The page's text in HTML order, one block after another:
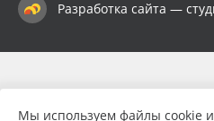
Разработка сайта —
Мы используем файлы cookie